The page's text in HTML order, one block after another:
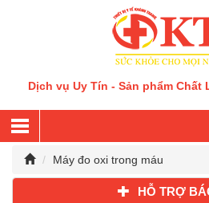
Dịch vụ Uy Tín - Sản phẩm
Máy đo oxi trong máu
HỖ TRỢ